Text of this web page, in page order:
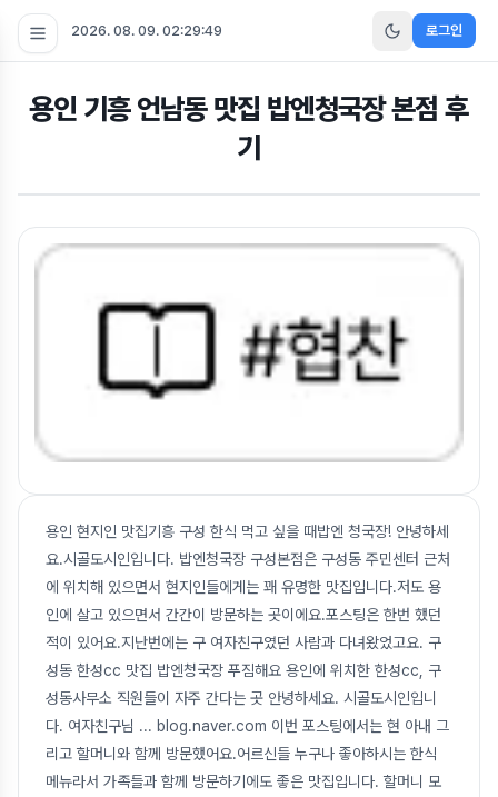
2026. 08. 09. 02:29:50 로그인
용인 기흥 언남동 맛집 밥엔청국장 본점 후
기
용인 현지인 맛집기흥 구성 한식 먹고 싶을 때밥엔 청국장! 안녕하세
요.시골도시인입니다. 밥엔청국장 구성본점은 구성동 주민센터 근처
에 위치해 있으면서 현지인들에게는 꽤 유명한 맛집입니다.저도 용
인에 살고 있으면서 간간이 방문하는 곳이에요.포스팅은 한번 했던
적이 있어요.지난번에는 구 여자친구였던 사람과 다녀왔었고요. 구
성동 한성cc 맛집 밥엔청국장 푸짐해요 용인에 위치한 한성cc, 구
성동사무소 직원들이 자주 간다는 곳 안녕하세요. 시골도시인입니
다. 여자친구님 ... blog.naver.com 이번 포스팅에서는 현 아내 그
리고 할머니와 함께 방문했어요.어르신들 누구나 좋아하시는 한식
메뉴라서 가족들과 함께 방문하기에도 좋은 맛집입니다. 할머니 모